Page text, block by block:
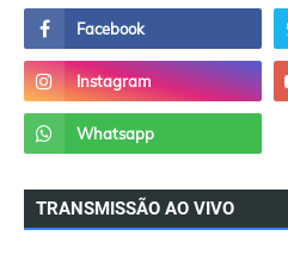
TRANSMISSÃO AO VIVO